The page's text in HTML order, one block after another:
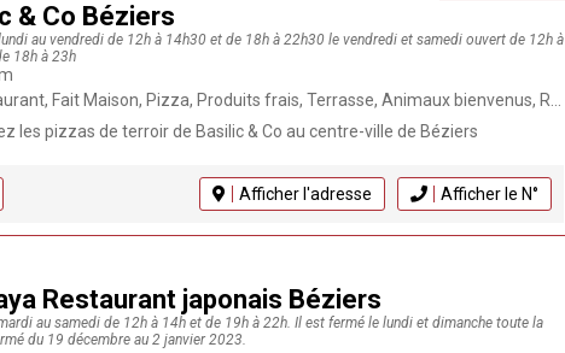
& Co Béziers
au vendredi de 12h à 14h30 et de 18h à 22h30 le vendredi et samedi ouvert de 12h à
18h à 23h
Fait Maison, Pizza, Produits frais, Terrasse, Animaux bienvenus, Repas de groupe, Livraison à domicile, Plats à emporter, Végétarien, Click & Collect
les pizzas de terroir de Basilic & Co au centre-ville de Béziers
Afficher l'adresse Afficher le N°
Restaurant japonais Béziers
au samedi de 12h à 14h et de 19h à 22h. Il est fermé le lundi et dimanche toute la
du 19 décembre au 2 janvier 2023.